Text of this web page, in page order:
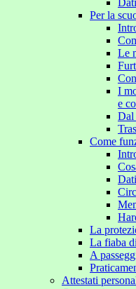
Per la
Le
I
e
Dal
Come
La
La fiaba
A
Attestati